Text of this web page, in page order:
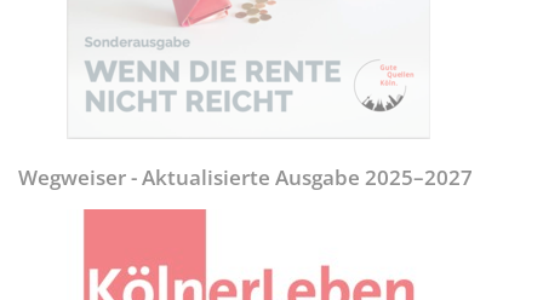
Wegweiser - Aktualisierte Ausgabe 2025–2027